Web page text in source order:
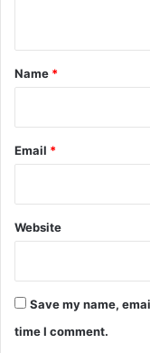
n
*
Name *
Email *
Website
Save my name,
time I comment.